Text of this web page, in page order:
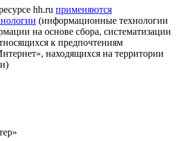
hh.ru применяются
(информационные технологии
на основе сбора, систематизации
к предпочтениям
находящихся на территории